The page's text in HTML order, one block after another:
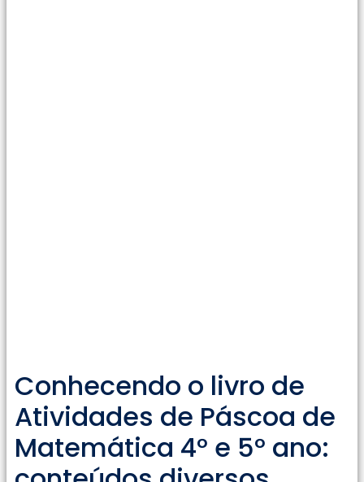
Conhecendo o livro de
Atividades de Páscoa de
Matemática 4° e 5° ano: